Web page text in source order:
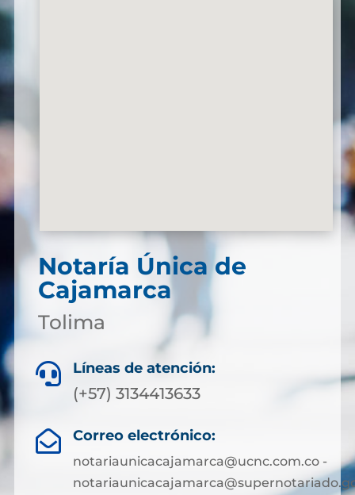
Notaría Única de
Cajamarca
Tolima
 Líneas de atención:
(+57) 3134413633
 Correo electrónico:
notariaunicacajamarca@ucnc.com.co -